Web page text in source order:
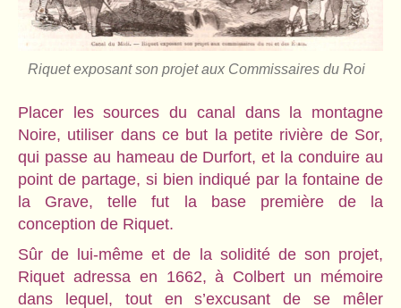
Riquet exposant son projet aux Commissaires du Roi
Placer les sources du canal dans la montagne
Noire, utiliser dans ce but la petite rivière de Sor,
qui passe au hameau de Durfort, et la conduire au
point de partage, si bien indiqué par la fontaine de
la Grave, telle fut la base première de la
conception de Riquet.
Sûr de lui-même et de la solidité de son projet,
Riquet adressa en 1662, à Colbert un mémoire
dans lequel, tout en s’excusant de se mêler